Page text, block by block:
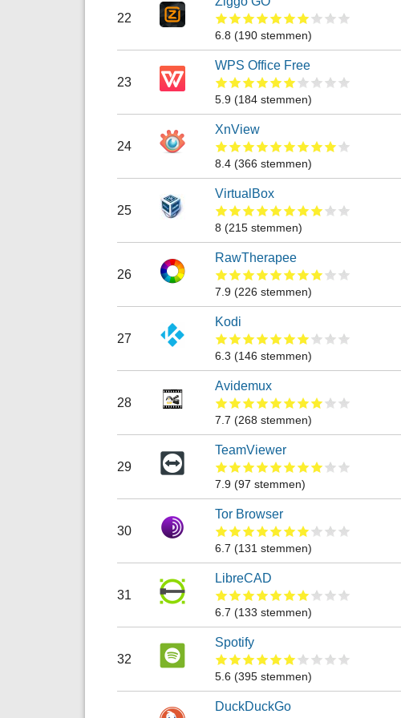
22
6.8 (190stemmen)
23
WPS Office Free
5.9 (184stemmen)
24
XnView
8.4 (366 stemmen)
25
VirtualBox
8 (215stemmen)
26
RawTherapee
7.9 (226 stemmen)
27
Kodi
6.3 (146 stemmen)
28
Avidemux
7.7 (268 stemmen)
29
TeamViewer
7.9 (97 stemmen)
30
Tor Browser
6.7 (131 stemmen)
31
LibreCAD
6.7 (133 stemmen)
32
Spotify
5.6 (395stemmen)
DuckDuckGo